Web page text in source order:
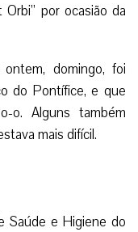
por ocasião da
domingo, foi
do Pontífice, e que
o. Alguns também
mais difícil.
Saúde e Higiene do